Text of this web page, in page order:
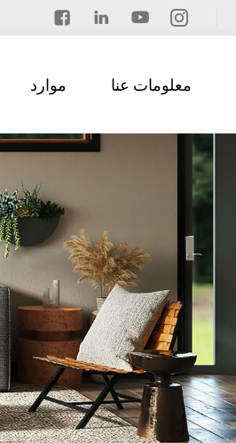
موارد معلومات عنا